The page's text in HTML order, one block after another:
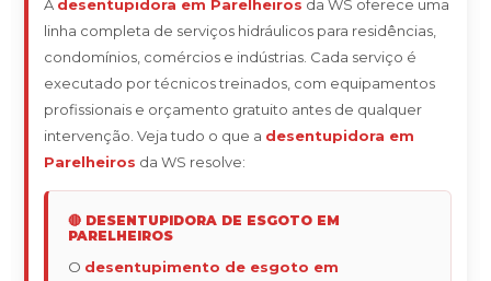
A desentupidora em Parelheiros da WS oferece uma
linha completa de serviços hidráulicos para residências,
condomínios, comércios e indústrias. Cada serviço é
executado por técnicos treinados, com equipamentos
profissionais e orçamento gratuito antes de qualquer
intervenção. Veja tudo o que a desentupidora em
Parelheiros da WS resolve:
🔴 DESENTUPIDORA DE ESGOTO EM
PARELHEIROS
O desentupimento de esgoto em